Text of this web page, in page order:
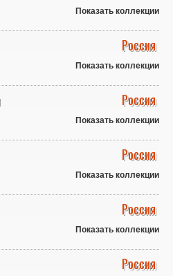
Показать коллекции
Россия
Показать коллекции
Россия
Показать коллекции
Россия
Показать коллекции
Россия
Показать коллекции
Россия